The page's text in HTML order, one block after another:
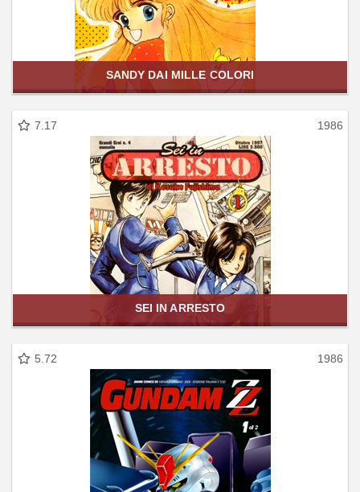
SANDY DAI MILLE COLORI
7.17 1986
SEI IN ARRESTO
5.72 1986